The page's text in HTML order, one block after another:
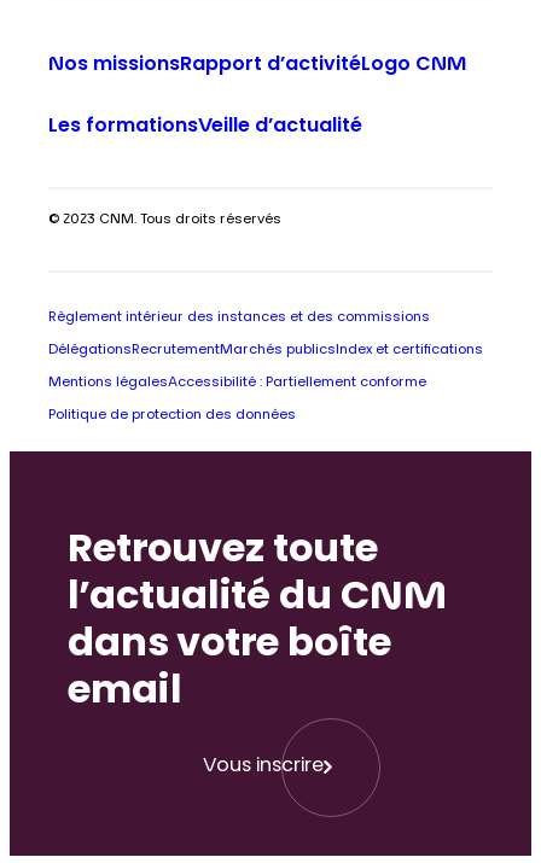
Nos missionsRapport d’activitéLogo CNM
Les formationsVeille d’actualité
© 2023 CNM. Tous droits réservés
Règlement intérieur des instances et des commissions
Délégations RecrutementMarchés publics Index et certifications
Mentions légalesAccessibilité : Partiellement conforme
Politique de protection des données
Retrouvez toute
l’actualité du CNM
dans votre boîte
email
Vous inscrire